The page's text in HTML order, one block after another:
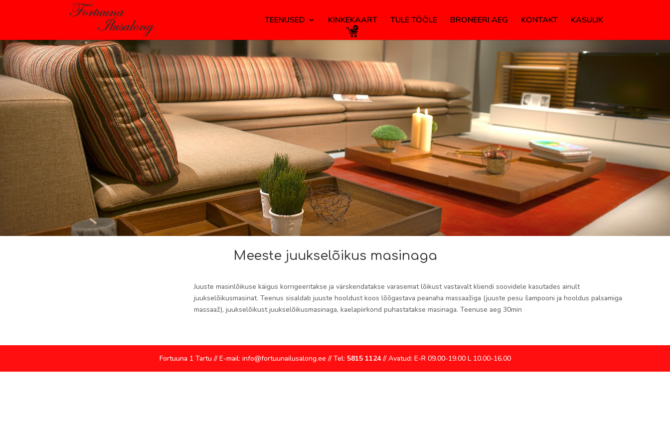
TEENUSED KINKEKAART TULE TÖÖLE BRONEERI AEG KONTAKT KASULIK
Meeste juukselõikus masinaga
Juuste masinlõikuse käigus korrigeeritakse ja värskendatakse varasemat lõikust vastavalt kliendi soovidele kasutades ainult
juukselõikusmasinat. Teenus sisaldab juuste hooldust koos lõõgastava peanaha massaažiga (juuste pesu šampooni ja hooldus palsamiga
massaaž), juukselõikust juukselõikusmasinaga, kaelapiirkond puhastatakse masinaga. Teenuse aeg 30min
Fortuuna 1 Tartu // E-mail: info@fortuunailusalong.ee // Tel: 5815 1124// Avatud: E-R 09.00-19.00 L 10.00-16.00